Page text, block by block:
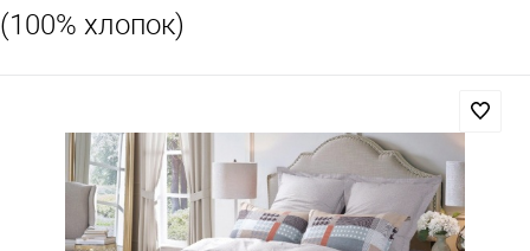
(100% хлопок)